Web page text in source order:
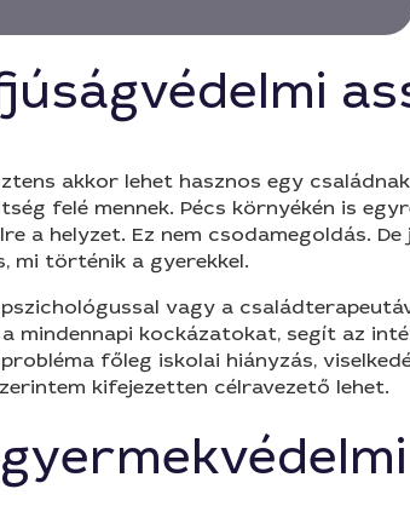
akkor lehet hasznos egy
felé mennek. Pécs környékén is
a helyzet. Ez nem csodamegoldás.
mi történik a gyerekkel.
vagy a
mindennapi kockázatokat, segít az
főleg iskolai hiányzás,
kifejezetten célravezető lehet.